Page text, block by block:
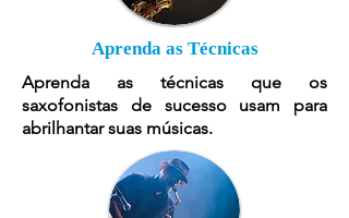
Aprenda as Técnicas
Aprenda as técnicas que os
saxofonistas de sucesso usam para
abrilhantar suas músicas.